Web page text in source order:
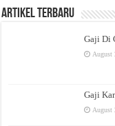
Artikel Terbaru
Gaji Di
August
Gaji
August